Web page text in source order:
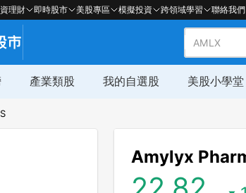
理財 即時股市 美股專區 模擬投資 跨領域學習 聯絡我們
產業類股 我的自選股 美股小學堂
Amylyx